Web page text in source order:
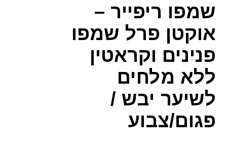
שמפו ריפייר –
אוקטן פרל שמפו
פנינים וקראטין
ללא מלחים
לשיער יבש /
פגום/צבוע